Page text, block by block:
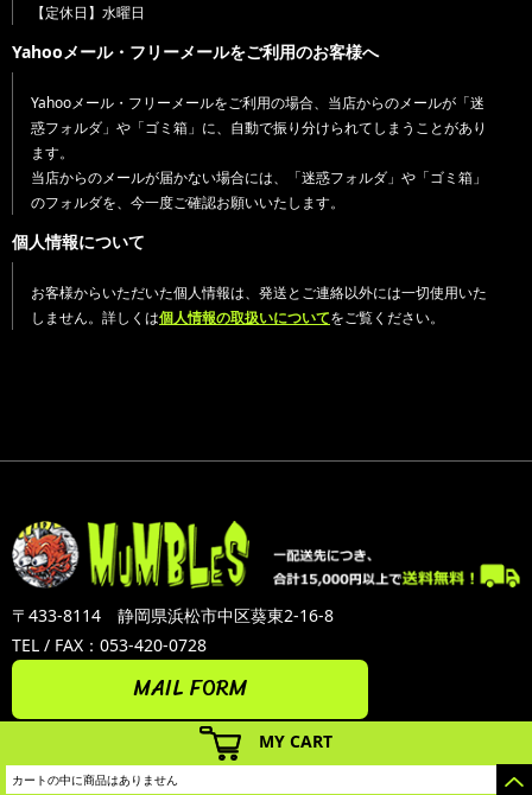
MY CART
カートの中に商品はありません
【定休日】水曜日
Yahooメール・フリーメールをご利用のお客様へ
Yahooメール・フリーメールをご利用の場合、当店からのメールが「迷
惑フォルダ」や「ゴミ箱」に、自動で振り分けられてしまうことがあり
ます。
当店からのメールが届かない場合には、「迷惑フォルダ」や「ゴミ箱」
のフォルダを、今一度ご確認お願いいたします。
個人情報について
お客様からいただいた個人情報は、発送とご連絡以外には一切使用いた
しません。詳しくは個人情報の取扱いについてをご覧ください。
〒433-8114 静岡県浜松市中区葵東2-16-8
TEL / FAX：053-420-0728
MAIL FORM